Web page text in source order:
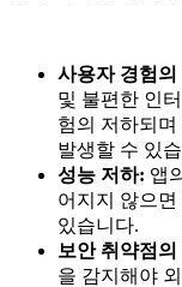
사용자 경험의
및 불편한 인
험의 저하되며
발생할 수 있
성능 저하: 앱
어지지 않으
있습니다.
보안 취약점의
을 감지해야